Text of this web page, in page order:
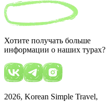
Хотите получать больше
информации о наших турах?
2026, Korean Simple Travel,